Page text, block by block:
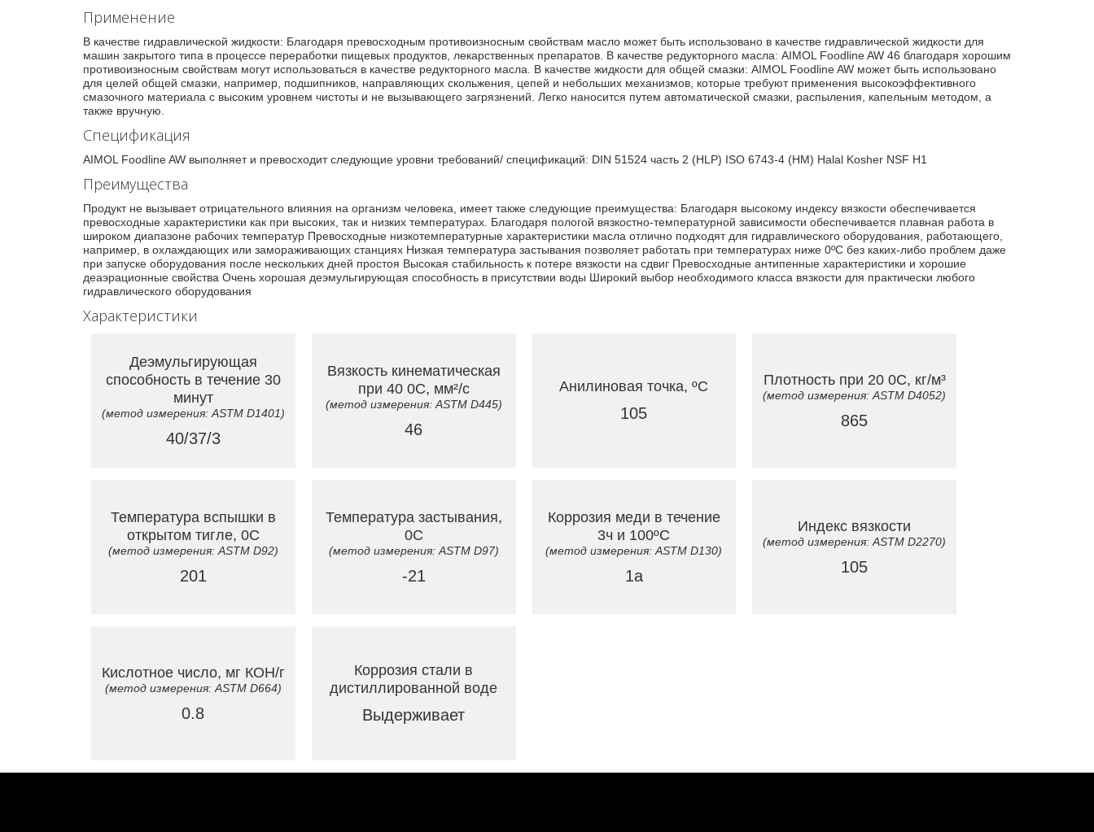
Применение
В качестве гидравлической жидкости: Благодаря превосходным противоизносным свойствам масло может быть использовано в качестве гидравлической жидкости для
машин закрытого типа в процессе переработки пищевых продуктов, лекарственных препаратов. В качестве редукторного масла: AIMOL Foodline AW 46 благодаря хорошим
противоизносным свойствам могут использоваться в качестве редукторного масла. В качестве жидкости для общей смазки: AIMOL Foodline AW может быть использовано
для целей общей смазки, например, подшипников, направляющих скольжения, цепей и небольших механизмов, которые требуют применения высокоэффективного
смазочного материала с высоким уровнем чистоты и не вызывающего загрязнений. Легко наносится путем автоматической смазки, распыления, капельным методом, а
также вручную.
Спецификация
AIMOL Foodline AW выполняет и превосходит следующие уровни требований/ спецификаций: DIN 51524 часть 2 (HLP) ISO 6743-4 (HM) Halal Kosher NSF H1
Преимущества
Продукт не вызывает отрицательного влияния на организм человека, имеет также следующие преимущества: Благодаря высокому индексу вязкости обеспечивается
превосходные характеристики как при высоких, так и низких температурах. Благодаря пологой вязкостно-температурной зависимости обеспечивается плавная работа в
широком диапазоне рабочих температур Превосходные низкотемпературные характеристики масла отлично подходят для гидравлического оборудования, работающего,
например, в охлаждающих или замораживающих станциях Низкая температура застывания позволяет работать при температурах ниже 0ºC без каких-либо проблем даже
при запуске оборудования после нескольких дней простоя Высокая стабильность к потере вязкости на сдвиг Превосходные антипенные характеристики и хорошие
деаэрационные свойства Очень хорошая деэмульгирующая способность в присутствии воды Широкий выбор необходимого класса вязкости для практически любого
гидравлического оборудования
Характеристики
Деэмульгирующая
способность в течение 30
минут
(метод измерения: ASTM D1401)
40/37/3
Вязкость кинематическая
при 40 0C, мм²/с
(метод измерения: ASTM D445)
46
Анилиновая точка, ºC
105
Плотность при 20 0C, кг/м³
(метод измерения: ASTM D4052)
865
Температура вспышки в
открытом тигле, 0C
(метод измерения: ASTM D92)
201
Температура застывания,
0C
(метод измерения: ASTM D97)
-21
Коррозия меди в течение
3ч и 100ºC
(метод измерения: ASTM D130)
1а
Индекс вязкости
(метод измерения: ASTM D2270)
105
Кислотное число, мг КОН/г
(метод измерения: ASTM D664)
0.8
Коррозия стали в
дистиллированной воде
Выдерживает